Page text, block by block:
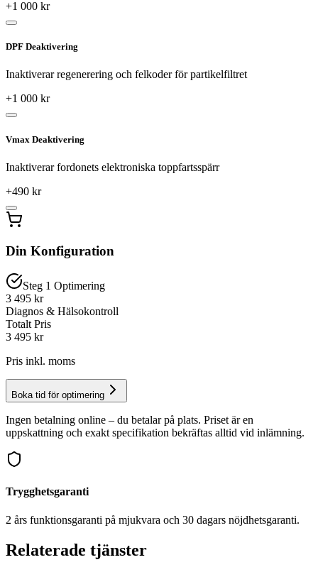
+1 000 kr
DPF Deaktivering
Inaktiverar regenerering och felkoder för partikelfiltret
+1 000 kr
Vmax Deaktivering
Inaktiverar fordonets elektroniska toppfartsspärr
+490 kr
Din Konfiguration
Steg 1 Optimering
3 495 kr
Diagnos & Hälsokontroll
Totalt Pris
3 495 kr
Pris inkl. moms
Boka tid för optimering
Ingen betalning online – du betalar på plats. Priset är en
uppskattning och exakt specifikation bekräftas alltid vid inlämning.
Trygghetsgaranti
2 års funktionsgaranti på mjukvara och 30 dagars nöjdhetsgaranti.
Relaterade tjänster